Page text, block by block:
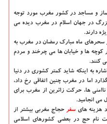
و مساجد در کشور مغرب مورد توجه
در جهان اسلام در مغرب دیده می
دارند.
سحرهای ماه مبارک رمضان در مغرب به
ها و خیابان ها می چرخند و مردم
کنند.
به اینکه شاید کمتر کشوری در دنیا
مدت ۵ سال وقت بگذارد اما در مغرب چنین اتفاقی رخ داد،
ها، حرکت زائرین از مغرب برای
سفر حجاج مغربی بیشتر از
نام حج در بعضی کشورهای اسلامی